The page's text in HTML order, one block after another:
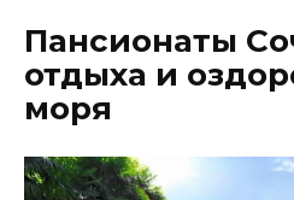
Пансионаты
отдыха и
моря